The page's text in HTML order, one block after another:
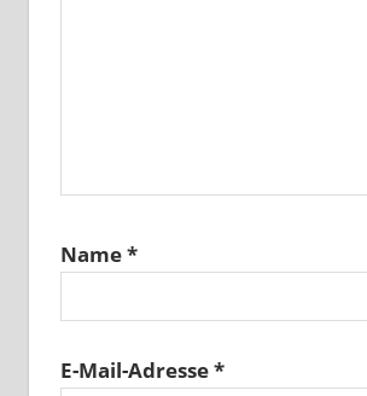
Name*
E-Mail-Adresse*